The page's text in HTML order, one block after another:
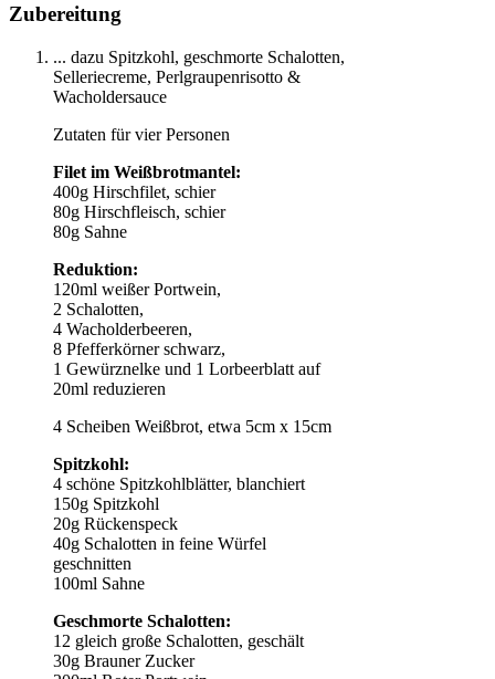
Zubereitung
... dazu Spitzkohl, geschmorte Schalotten,
Selleriecreme, Perlgraupenrisotto &
Wacholdersauce
Zutaten für vier Personen
Filet im Weißbrotmantel:
400g Hirschfilet, schier
80g Hirschfleisch, schier
80g Sahne
Reduktion:
120ml weißer Portwein,
2 Schalotten,
4 Wacholderbeeren,
8 Pfefferkörner schwarz,
1 Gewürznelke und 1 Lorbeerblatt auf
20ml reduzieren
4 Scheiben Weißbrot, etwa 5cm x 15cm
Spitzkohl:
4 schöne Spitzkohlblätter, blanchiert
150g Spitzkohl
20g Rückenspeck
40g Schalotten in feine Würfel
geschnitten
100ml Sahne
Geschmorte Schalotten:
12 gleich große Schalotten, geschält
30g Brauner Zucker